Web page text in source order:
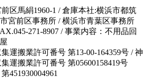
区馬絹1960-1 / 倉庫本社:横浜市都筑
宮前区事務所 / 横浜市青葉区事務所
271-8907 / 事業内容：不用品回
運搬業許可番号 第13-00-164359号 / 神
運搬業許可番号 第05600158419号
451930004961